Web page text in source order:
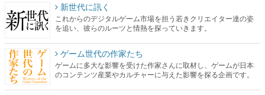
新世代に訊く
これからのデジタルゲーム市場を担う若きクリエイター達の姿
を追い、彼らのルーツと情熱を探っていきます。
ゲーム世代の作家たち
ゲームに多大な影響を受けた作家さんに取材し、ゲームが日本
のコンテンツ産業やカルチャーに与えた影響を探る企画です。